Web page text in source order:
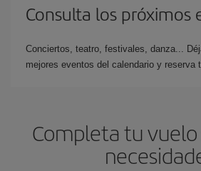
Consulta los próximos
Conciertos, teatro, festivales, danza...
mejores eventos del calendario y reserva
Completa tu